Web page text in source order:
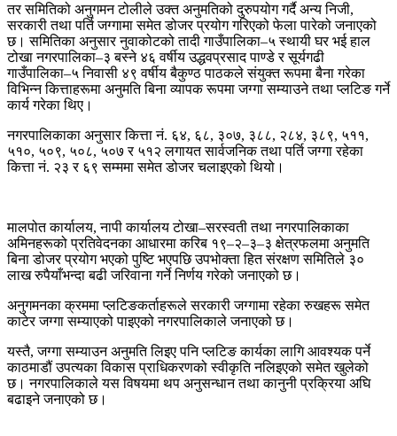
तर समितिको अनुगमन टोलीले उक्त अनुमतिको दुरुपयोग गर्दै अन्य निजी,
सरकारी तथा पर्ति जग्गामा समेत डोजर प्रयोग गरिएको फेला पारेको जनाएको
छ। समितिका अनुसार नुवाकोटको तादी गाउँपालिका–५ स्थायी घर भई हाल
टोखा नगरपालिका–३ बस्ने ४६ वर्षीय उद्धवप्रसाद पाण्डे र सूर्यगढी
गाउँपालिका–५ निवासी ४९ वर्षीय बैकुण्ठ पाठकले संयुक्त रूपमा बैना गरेका
विभिन्न कित्ताहरूमा अनुमति बिना व्यापक रूपमा जग्गा सम्याउने तथा प्लटिङ गर्ने
कार्य गरेका थिए।
नगरपालिकाका अनुसार कित्ता नं. ६४, ६८, ३०७, ३८८, २८४, ३८९, ५११,
५१०, ५०९, ५०८, ५०७ र ५१२ लगायत सार्वजनिक तथा पर्ति जग्गा रहेका
कित्ता नं. २३ र ६९ सम्ममा समेत डोजर चलाइएको थियो।
मालपोत कार्यालय, नापी कार्यालय टोखा–सरस्वती तथा नगरपालिकाका
अमिनहरूको प्रतिवेदनका आधारमा करिब १९–२–३–३ क्षेत्रफलमा अनुमति
बिना डोजर प्रयोग भएको पुष्टि भएपछि उपभोक्ता हित संरक्षण समितिले ३०
लाख रुपैयाँभन्दा बढी जरिवाना गर्ने निर्णय गरेको जनाएको छ।
अनुगमनका क्रममा प्लटिङकर्ताहरूले सरकारी जग्गामा रहेका रुखहरू समेत
काटेर जग्गा सम्याएको पाइएको नगरपालिकाले जनाएको छ।
यस्तै, जग्गा सम्याउन अनुमति लिइए पनि प्लटिङ कार्यका लागि आवश्यक पर्ने
काठमाडौं उपत्यका विकास प्राधिकरणको स्वीकृति नलिइएको समेत खुलेको
छ। नगरपालिकाले यस विषयमा थप अनुसन्धान तथा कानुनी प्रक्रिया अघि
बढाइने जनाएको छ।